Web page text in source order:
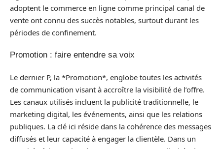
adoptent le commerce en ligne comme principal canal de
vente ont connu des succès notables, surtout durant les
périodes de confinement.
Promotion : faire entendre sa voix
Le dernier P, la *Promotion*, englobe toutes les activités
de communication visant à accroître la visibilité de l’offre.
Les canaux utilisés incluent la publicité traditionnelle, le
marketing digital, les événements, ainsi que les relations
publiques. La clé ici réside dans la cohérence des messages
diffusés et leur capacité à engager la clientèle. Dans un